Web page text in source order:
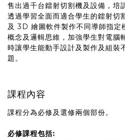
售出過千台鐳射切割機及設備，培
透過學習全面而適合學生的鐳射切
及 3D 繪圖軟件製作不同導師指定
概念及邏輯思維，加強學生對電腦
時讓學生能動手設計及製作及組裝
題。
課程內容
課程分為必修及選修兩個部份。
必修課程包括: